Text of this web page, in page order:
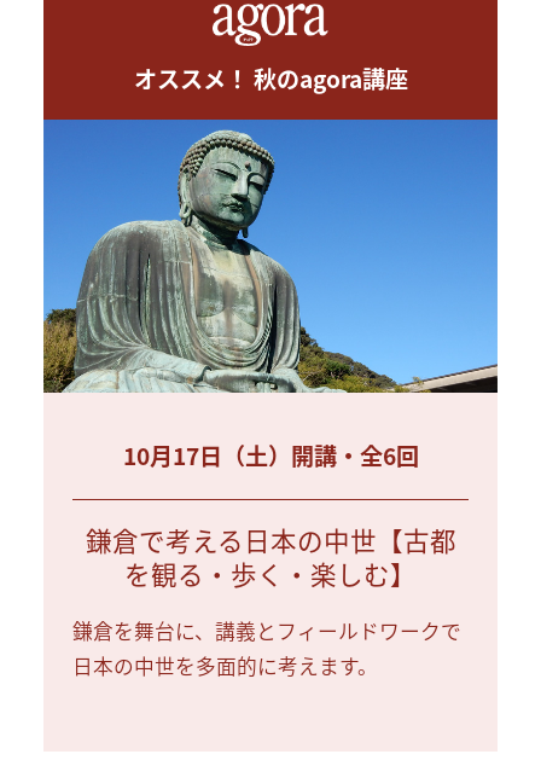
オススメ！ 秋のagora講座
10月17日（土）開講・全6回
鎌倉で考える日本の中世【古都
を観る・歩く・楽しむ】
鎌倉を舞台に、講義とフィールドワークで
日本の中世を多面的に考えます。